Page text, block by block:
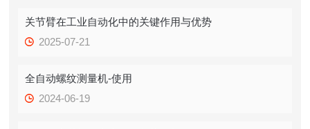
关节臂在工业自动化中的关键作用与优势
2025-07-21
全自动螺纹测量机-使用
2024-06-19